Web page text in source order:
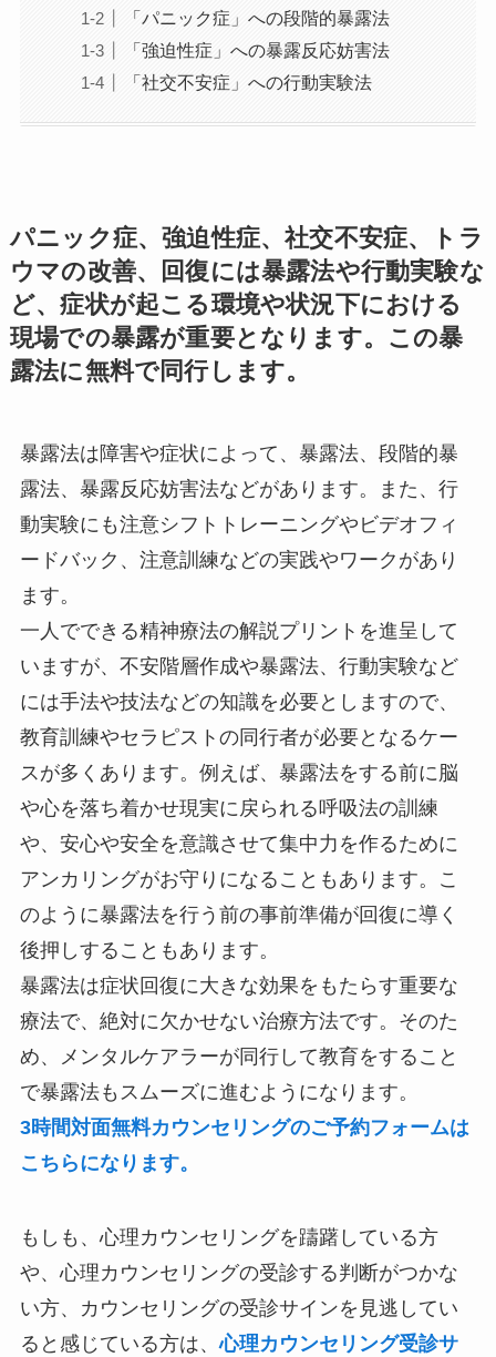
「パニック症」への段階的暴露法
「強迫性症」への暴露反応妨害法
「社交不安症」への行動実験法
パニック症、強迫性症、社交不安症、トラ
ウマの改善、回復には暴露法や行動実験な
ど、症状が起こる環境や状況下における
現場での暴露が重要となります。この暴
露法に無料で同行します。
暴露法は障害や症状によって、暴露法、段階的暴
露法、暴露反応妨害法などがあります。また、行
動実験にも注意シフトトレーニングやビデオフィ
ードバック、注意訓練などの実践やワークがあり
ます。
一人でできる精神療法の解説プリントを進呈して
いますが、不安階層作成や暴露法、行動実験など
には手法や技法などの知識を必要としますので、
教育訓練やセラピストの同行者が必要となるケー
スが多くあります。例えば、暴露法をする前に脳
や心を落ち着かせ現実に戻られる呼吸法の訓練
や、安心や安全を意識させて集中力を作るために
アンカリングがお守りになることもあります。こ
のように暴露法を行う前の事前準備が回復に導く
後押しすることもあります。
暴露法は症状回復に大きな効果をもたらす重要な
療法で、絶対に欠かせない治療方法です。そのた
め、メンタルケアラーが同行して教育をすること
で暴露法もスムーズに進むようになります。
3時間対面無料カウンセリングのご予約フォームは
こちらになります。
もしも、心理カウンセリングを躊躇している方
や、心理カウンセリングの受診する判断がつかな
い方、カウンセリングの受診サインを見逃してい
ると感じている方は、心理カウンセリング受診サ